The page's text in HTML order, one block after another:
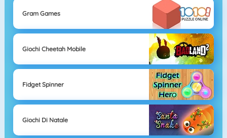
Gram Games
Giochi Cheetah Mobile
Fidget Spinner
Giochi Di Natale